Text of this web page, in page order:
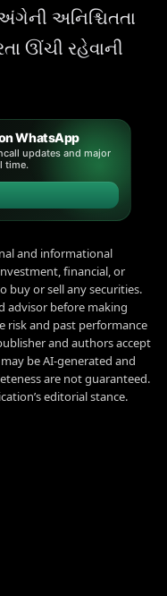
અનિશ્ચિતતા
ઊંચી રહેવાની
WhatsApp
updates and major
time.
and informational
financial, or
buy or sell any securities.
advisor before making
risk and past performance
and authors accept
be AI-generated and
are not guaranteed.
editorial stance.